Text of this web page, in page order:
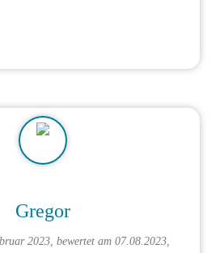
Gregor
2023, bewertet am 07.08.2023,